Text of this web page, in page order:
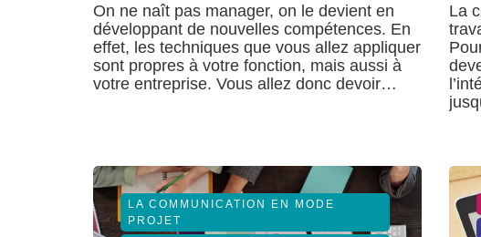
On ne naît pas manager, on le devient en
développant de nouvelles compétences. En
effet, les techniques que vous allez appliquer
sont propres à votre fonction, mais aussi à
votre entreprise. Vous allez donc devoir…
La
LA COMMUNICATION EN MODE
PROJET